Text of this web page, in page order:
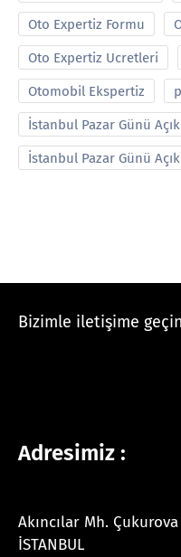
Oto Expertiz Formu
Oto Expertiz Ucretleri
Otomobil Ekspertiz
İstanbul Pazar Günü
İstanbul Pazar Günü
Bizimle iletişime geçin
Adresimiz :
Akıncılar Mh.
İSTANBUL